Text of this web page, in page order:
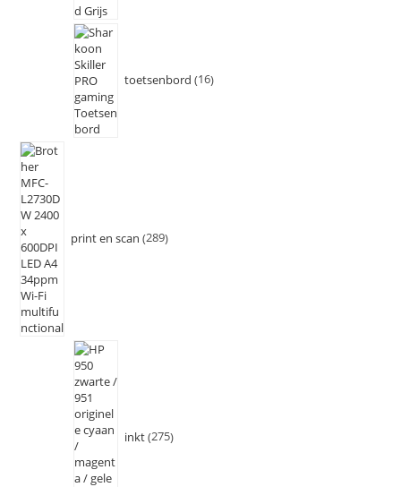
toetsenbord 16
print en scan 289
inkt 275